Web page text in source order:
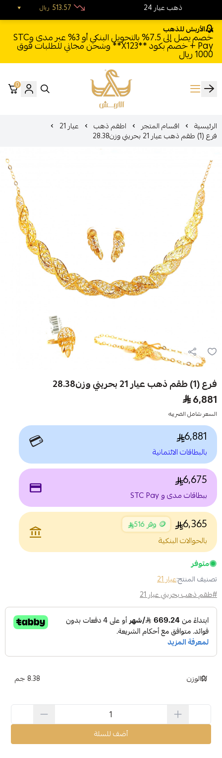
الأربش للذهب
خصم يصل إلى 7.5% بالتحويل البنكي أو 3% عبر مدى وSTC
Pay + خصم بكود **X123** وشحن مجاني للطلبات فوق
1000 ريال
الأربش للذهب
0
الرئيسية اقسام المتجر اطقم ذهب عيار 21
فرع (1) طقم ذهب عيار 21 بحريني وزن28.38
فرع (1) طقم ذهب عيار 21 بحريني وزن28.38
6,881
السعر شامل الضريبه
6,881
بالبطاقات الائتمانية 💳
6,675
ببطاقات مدى و STC Pay payment
6,365 🪙 وفر 516
بالحوالات البنكية
account_balance
متوفر
تصنيف المنتج:عيار 21
#طقم ذهب بحريني عيار 21
الوزن 8.38 جم
أضف للسلة
24 ذهب عيار ريال 513.57